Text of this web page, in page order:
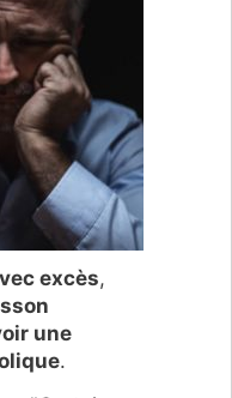
excès,
une
.